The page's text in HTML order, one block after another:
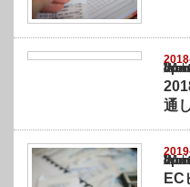
:/home/
on
通
:/home/
on
EC